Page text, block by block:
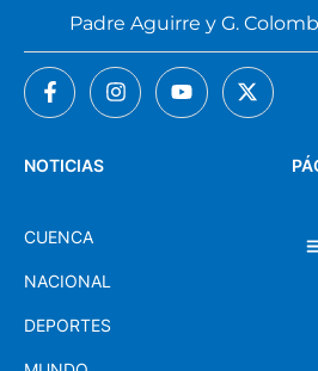
NOTICIAS
CUENCA
NACIONAL
DEPORTES
Padre Aguirre y G.